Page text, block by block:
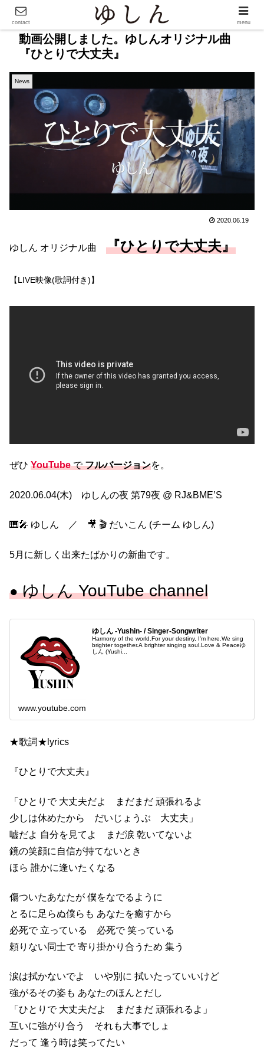
動画公開しました。ゆしんオリジナル曲
『ひとりで大丈夫』
News
2020.06.19
ゆしん オリジナル曲 『ひとりで大丈夫』
【LIVE映像(歌詞付き)】
ぜひ YouTubeでフルバージョンを。
2020.06.04(木) ゆしんの夜 第79夜 @ RJ&BME’S
🎹🎤 ゆしん ／ 🎥 🎬 だいこん (チーム ゆしん)
5月に新しく出来たばかりの新曲です。
●ゆしん YouTube channel
ゆしん -Yushin- / Singer-Songwriter
Harmony of the world.For your destiny, I’m here.We sing
brighter together.A brighter singing soul.Love & Peaceゆ
しん (Yushi...
www.youtube.com
★歌詞★lyrics
『ひとりで大丈夫』
「ひとりで 大丈夫だよ まだまだ 頑張れるよ
少しは休めたから だいじょうぶ 大丈夫」
嘘だよ 自分を見てよ まだ涙 乾いてないよ
鏡の笑顔に自信が持てないとき
ほら 誰かに逢いたくなる
傷ついたあなたが 僕をなでるように
とるに足らぬ僕らも あなたを癒すから
必死で 立っている 必死で 笑っている
頼りない同士で 寄り掛かり合うため 集う
涙は拭かないでよ いや別に 拭いたっていいけど
強がるその姿も あなたのほんとだし
「ひとりで 大丈夫だよ まだまだ 頑張れるよ」
互いに強がり合う それも大事でしょ
だって 逢う時は笑ってたい
contact menu